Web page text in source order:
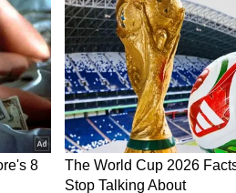
உருவாகலாம்.
கவலைகளும்
கருத்து மோதல் ஏற்படும்
வேலை மாற்றம்
நேரத்தில்